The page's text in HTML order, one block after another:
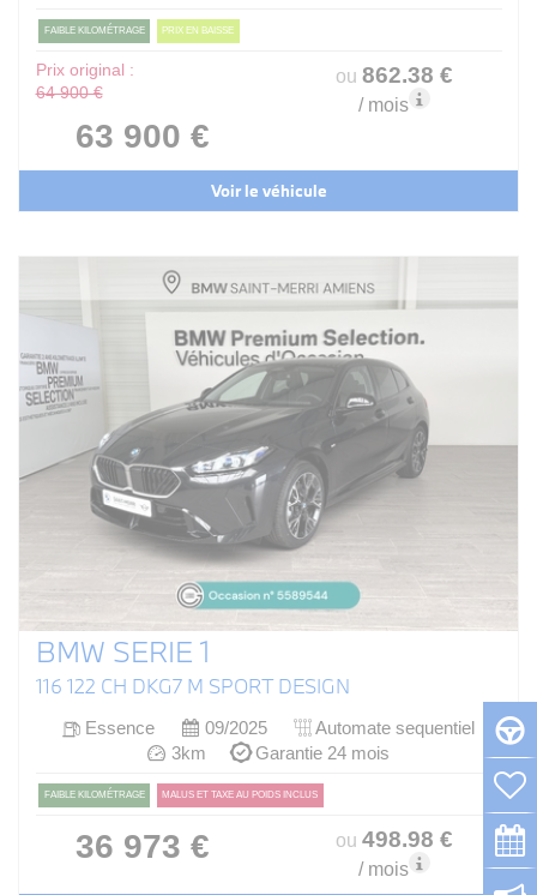
FAIBLE KILOMÉTRAGE PRIX EN BAISSE
Prix original :
64 900 €
63 900 €
ou 862.38 €
/ mois
Voir le véhicule
BMW SERIE 1
116 122 CH DKG7 M SPORT DESIGN
Essence 09/2025
Automate sequentiel
3km
Garantie 24 mois
FAIBLE KILOMÉTRAGE MALUS ET TAXE AU POIDS INCLUS
36 973 € ou 498.98 €
/ mois